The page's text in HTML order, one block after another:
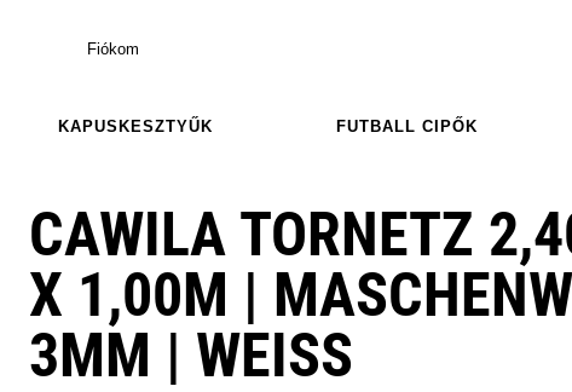
Fiókom
KAPUSKESZTYŰK FUTBALL CIPŐK
CAWILA TORNETZ
X 1,00M |
3MM | WEISS